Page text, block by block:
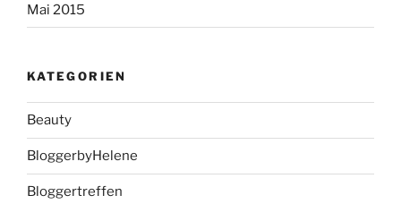
Mai 2015
KATEGORIEN
Beauty
BloggerbyHelene
Bloggertreffen